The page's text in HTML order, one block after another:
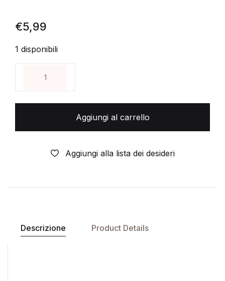
€5,99
1 disponibili
Aggiungi al carrello
Aggiungi alla lista dei desideri
Descrizione Product Details